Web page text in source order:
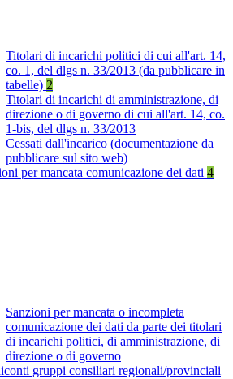
Titolari di incarichi politici di cui all'art. 14,
co. 1, del dlgs n. 33/2013 (da pubblicare in
tabelle) 2
Titolari di incarichi di amministrazione, di
direzione o di governo di cui all'art. 14, co.
1-bis, del dlgs n. 33/2013
Cessati dall'incarico (documentazione da
pubblicare sul sito web)
per mancata comunicazione dei dati 4
Sanzioni per mancata o incompleta
comunicazione dei dati da parte dei titolari
di incarichi politici, di amministrazione, di
direzione o di governo
gruppi consiliari regionali/provinciali